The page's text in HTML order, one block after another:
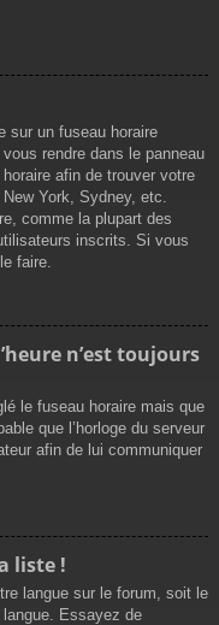
sur un fuseau horaire
rendre dans le panneau
afin de trouver votre
York, Sydney, etc.
comme la plupart des
inscrits. Si vous
faire.
n’est toujours
le fuseau horaire mais que
que l’horloge du serveur
afin de lui communiquer
liste !
langue sur le forum, soit le
langue. Essayez de